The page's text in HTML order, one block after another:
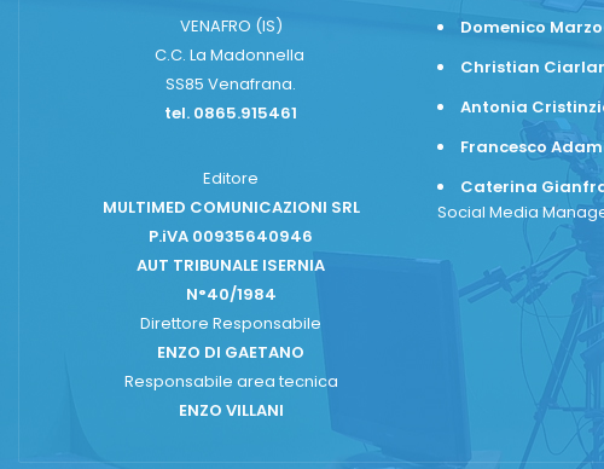
VENAFRO (IS)
C.C. La Madonnella
SS85 Venafrana.
tel. 0865.915461
Editore
MULTIMED COMUNICAZIONI SRL
P.iVA 00935640946
AUT TRIBUNALE ISERNIA
N°40/1984
Direttore Responsabile
ENZO DI GAETANO
Responsabile area tecnica
ENZO VILLANI
Domenico
Christian
Antonia
Francesco
Caterina
Social Media